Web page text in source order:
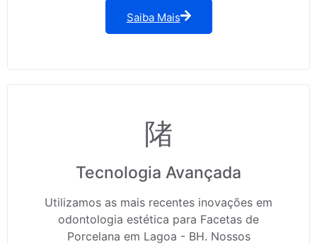
Saiba Mais
Tecnologia Avançada
Utilizamos as mais recentes inovações em
odontologia estética para Facetas de
Porcelana em Lagoa - BH. Nossos